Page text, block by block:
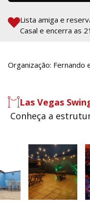
Lista amiga e
Casal e encerra as
Organização: Fernando
Las Vegas
Conheça a